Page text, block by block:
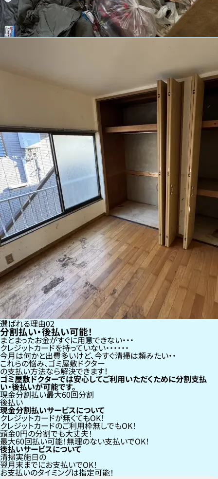
選ばれる理由02
分割払い・後払い可能！
まとまったお金がすぐに用意できない
クレジットカードを持っていない・・・
今月は何かと出費多いけど、今すぐ清掃は頼みたい
これらの悩み、ゴミ屋敷ドクター
の支払い方法なら解決できます！
ゴミ屋敷ドクターでは安心してご利用いただくために分割支払
い・後払いが可能です。
現金分割払い最大60回分割
後払い
現金分割払いサービスについて
クレジットカードが無くてもOK！
クレジットカードのご利用枠無しでもOK！
頭金0円の分割でも大丈夫！
最大60回払い可能！無理のない支払いでOK！
後払いサービスについて
清掃実施日の
翌月末までにお支払いでOK！
お支払いのタイミングは指定可能！